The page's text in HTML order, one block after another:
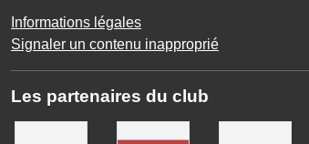
Informations légales
Signaler un contenu inapproprié
Les partenaires du club